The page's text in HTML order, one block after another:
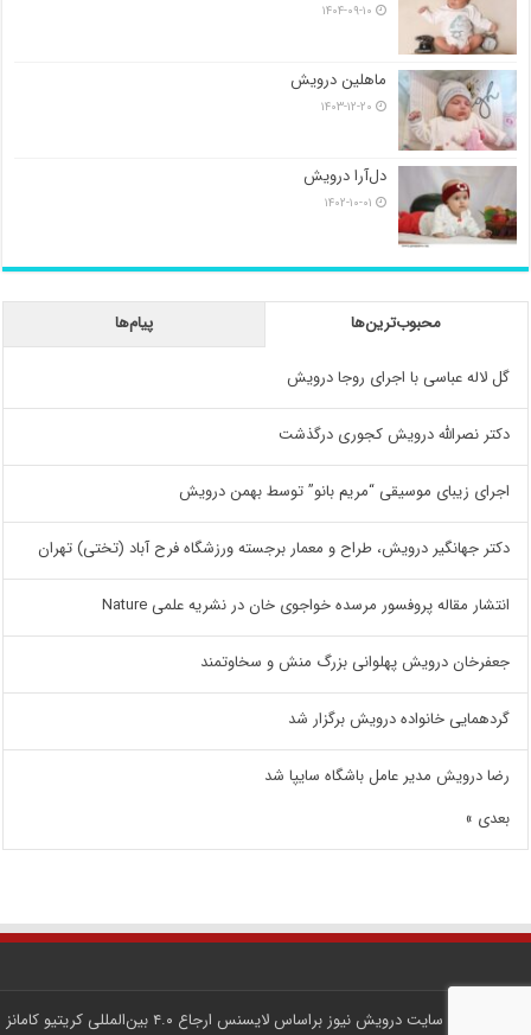
۱۴۰۴-۰۹-۱۰
ماهلین درویش
۱۴۰۳-۱۲-۲۰
دل‌آرا درویش
۱۴۰۲-۱۰-۰۱
محبوب‌ترین‌ها پیام‌ها
گل لاله عباسی با اجرای روجا درویش
دکتر نصرالله درویش کجوری درگذشت
اجرای زیبای موسیقی “مریم بانو” توسط بهمن درویش
دکتر جهانگیر درویش، طراح و معمار برجسته ورزشگاه فرح آباد (تختی) تهران
انتشار مقاله پروفسور مرسده خواجوی خان در نشریه علمی Nature
جعفرخان درویش پهلوانی بزرگ منش و سخاوتمند
گردهمایی خانواده درویش برگزار شد
رضا درویش مدیر عامل باشگاه سایپا شد
بعدی »
کلیه محتوای سایتدرویش نیوز براساس لایسنس ارجاع ۴.۰ بین‌المللی کریتیو کامانز